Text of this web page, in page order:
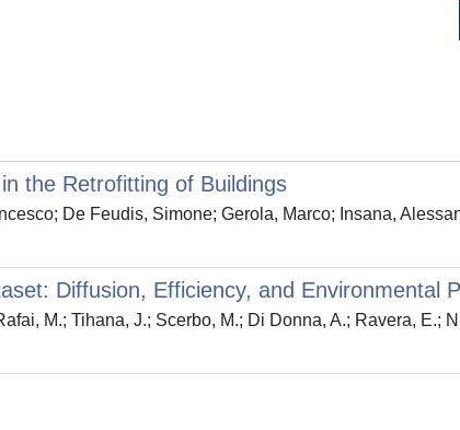
the Retrofitting of Buildings
De Feudis, Simone; Gerola, Marco; Insana,
Diffusion, Efficiency, and Environmental
M.; Tihana, J.; Scerbo, M.; Di Donna, A.; Ravera, E.;